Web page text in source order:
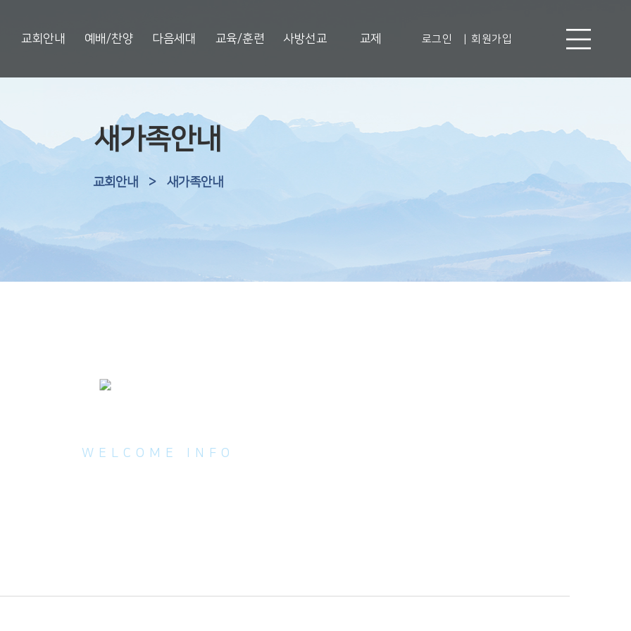
교회안내 예배/찬양 다음세대 교육/훈련 사방선교 교제 로그인 회원가입
새가족안내
교회안내 > 새가족안내
WELCOME INFO